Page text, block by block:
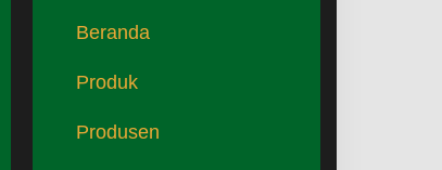
Beranda
Produk
Produsen